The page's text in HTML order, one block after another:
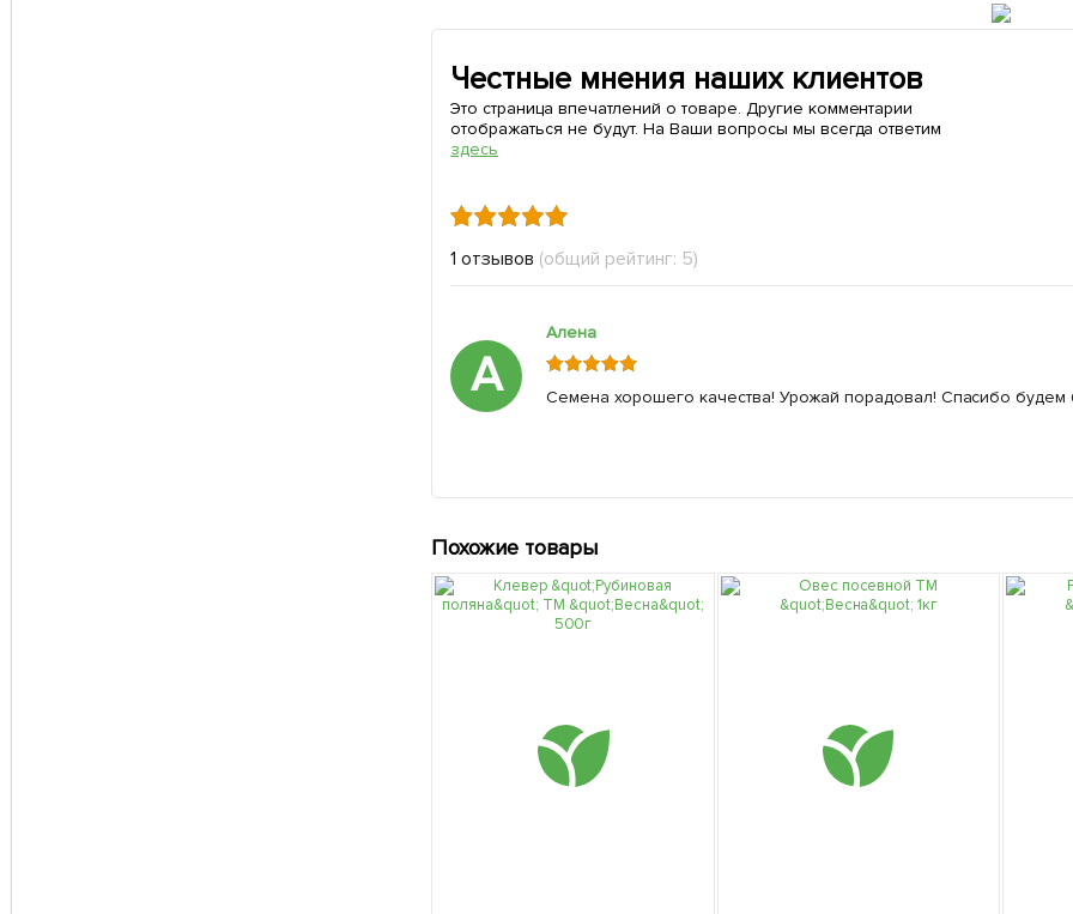
Честные мнения наших клиентов
Это страница впечатлений о товаре. Другие комментарии
отображаться не будут. На Ваши вопросы мы всегда ответим
здесь
1 отзывов (общий рейтинг: 5)
А
Алена
Семена хорошего качества! Урожай порадовал! Спасибо будем
Похожие товары